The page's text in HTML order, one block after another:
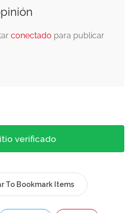
conectado para publicar
verificado
To Bookmark Items